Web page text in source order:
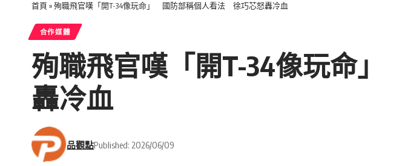
首頁 »殉職飛官嘆「開T-34像玩命」 國防部稱個人看法 徐巧芯怒轟冷血
合作媒體
殉職飛官嘆「開T-34像玩命
轟冷血
品觀點Published: 2026/06/09